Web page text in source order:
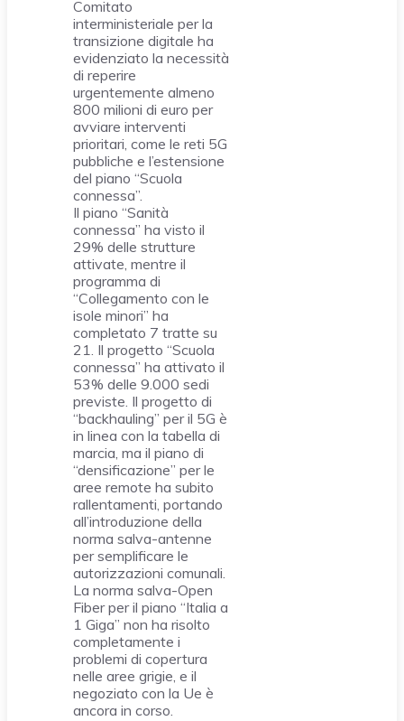
Comitato
interministeriale per la
transizione digitale ha
evidenziato la necessità
di reperire
urgentemente almeno
800 milioni di euro per
avviare interventi
prioritari, come le reti 5G
pubbliche e l’estensione
del piano “Scuola
connessa”.
Il piano “Sanità
connessa” ha visto il
29% delle strutture
attivate, mentre il
programma di
“Collegamento con le
isole minori” ha
completato 7 tratte su
21. Il progetto “Scuola
connessa” ha attivato il
53% delle 9.000 sedi
previste. Il progetto di
“backhauling” per il 5G è
in linea con la tabella di
marcia, ma il piano di
“densificazione” per le
aree remote ha subito
rallentamenti, portando
all’introduzione della
norma salva-antenne
per semplificare le
autorizzazioni comunali.
La norma salva-Open
Fiber per il piano “Italia a
1 Giga” non ha risolto
completamente i
problemi di copertura
nelle aree grigie, e il
negoziato con la Ue è
ancora in corso.